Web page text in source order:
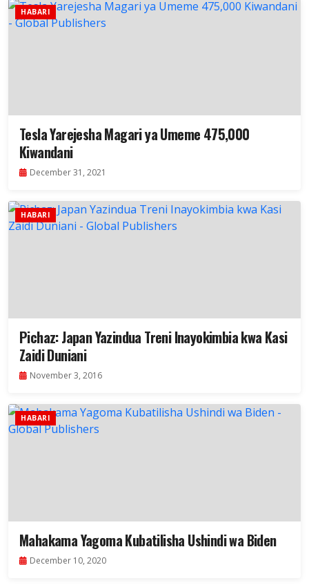
HABARI
Tesla Yarejesha Magari ya Umeme 475,000
Kiwandani
December 31, 2021
HABARI
Pichaz: Japan Yazindua Treni Inayokimbia kwa Kasi
Zaidi Duniani
November 3, 2016
HABARI
Mahakama Yagoma Kubatilisha Ushindi wa Biden
December 10, 2020